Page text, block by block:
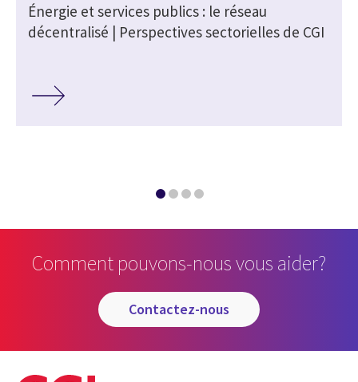
Énergie et services publics : le réseau
décentralisé | Perspectives sectorielles de CGI
Comment pouvons-nous vous aider?
contactez-nous